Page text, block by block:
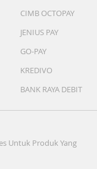
CIMB OCTOPAY
JENIUS PAY
GO-PAY
KREDIVO
BANK RAYA DEBIT
Untuk Produk Yang